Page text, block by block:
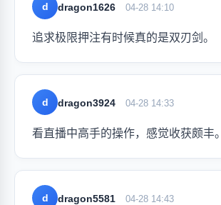
d dragon1626 04-28 14:10
追求极限押注有时候真的是双刃剑。
d dragon3924 04-28 14:33
看直播中高手的操作，感觉收获颇丰。
d dragon5581 04-28 14:43